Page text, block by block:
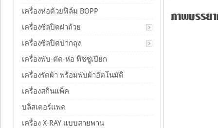
ภาพบรรยาก
เครื่องห่อด้วยฟิล์ม BOPP
เครื่องซีลปิดฝาถ้วย
เครื่องซีลปิดปากถุง
เครื่องพับ-ตัด-ห่อ ทิชชู่เปียก
เครื่องรัดผ้า พร้อมพับผ้าอัตโนมัติ
เครื่องสกินแพ็ค
บลิสเตอร์แพค
เครื่อง X-RAY แบบสายพาน